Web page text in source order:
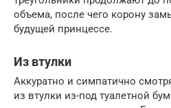
объема, после чего корону
будущей принцессе.
Из втулки
Аккуратно и симпатично
из втулки из-под туалетной